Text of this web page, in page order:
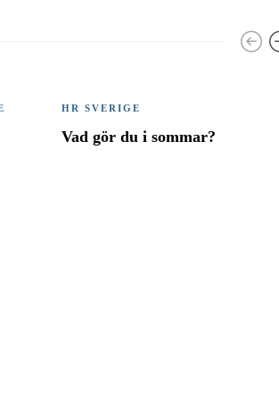
HR SVERIGE
Vad gör du i sommar?